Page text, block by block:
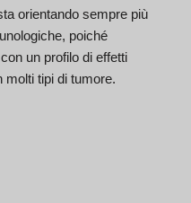
orientando sempre più
poiché
un profilo di effetti
molti tipi di tumore.